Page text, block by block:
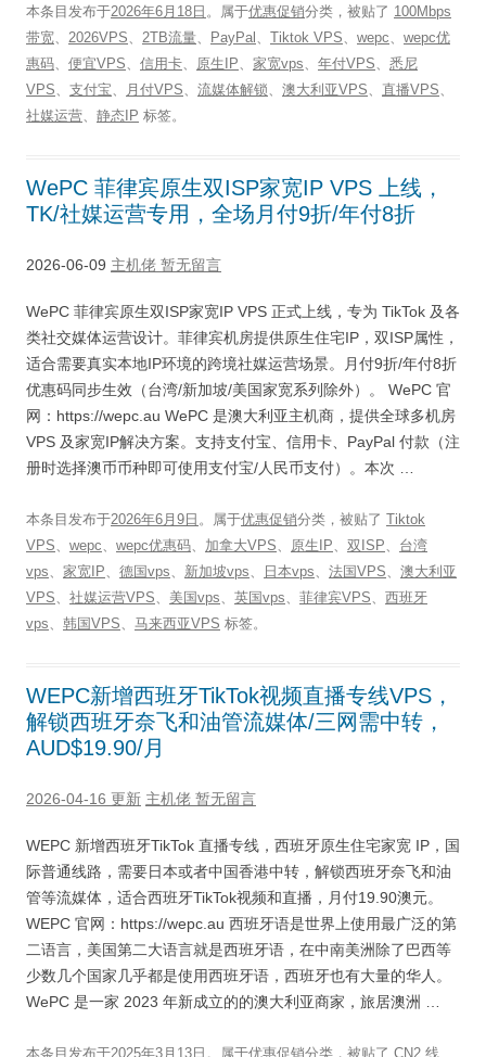
本条目发布于2026年6月18日 。属于优惠促销分类，被贴了 100Mbps
带宽、 2026VPS、 2TB流量、 PayPal 、 Tiktok VPS、 wepc、 wepc优
惠码、 便宜VPS、 信用卡、 原生IP、 家宽vps、 年付VPS、 悉尼
VPS、 支付宝、 月付VPS、 流媒体解锁、 澳大利亚VPS、 直播VPS、
社媒运营、 静态IP 标签。
WePC 菲律宾原生双ISP家宽IP VPS 上线，
TK/社媒运营专用，全场月付9折/年付8折
2026-06-09 主机佬 暂无留言
WePC 菲律宾原生双ISP家宽IP VPS 正式上线，专为 TikTok 及各
类社交媒体运营设计。菲律宾机房提供原生住宅IP，双ISP属性，
适合需要真实本地IP环境的跨境社媒运营场景。月付9折/年付8折
优惠码同步生效（台湾/新加坡/美国家宽系列除外）。 WePC 官
网：https://wepc.au WePC 是澳大利亚主机商，提供全球多机房
VPS 及家宽IP解决方案。支持支付宝、信用卡、PayPal 付款（注
册时选择澳币币种即可使用支付宝/人民币支付）。本次 …
本条目发布于2026年6月9日 。属于优惠促销分类，被贴了 Tiktok
VPS、 wepc、 wepc优惠码、 加拿大VPS、 原生IP、 双ISP、 台湾
vps、 家宽IP、 德国vps、 新加坡vps、 日本vps、 法国VPS、 澳大利亚
VPS、 社媒运营VPS、 美国vps、 英国vps、 菲律宾VPS、 西班牙
vps、 韩国VPS、 马来西亚VPS 标签。
WEPC新增西班牙TikTok视频直播专线VPS，
解锁西班牙奈飞和油管流媒体/三网需中转，
AUD$19.90/月
2026-04-16 更新 主机佬 暂无留言
WEPC 新增西班牙TikTok 直播专线，西班牙原生住宅家宽 IP，国
际普通线路，需要日本或者中国香港中转，解锁西班牙奈飞和油
管等流媒体，适合西班牙TikTok视频和直播，月付19.90澳元。
WEPC 官网：https://wepc.au 西班牙语是世界上使用最广泛的第
二语言，美国第二大语言就是西班牙语，在中南美洲除了巴西等
少数几个国家几乎都是使用西班牙语，西班牙也有大量的华人。
WePC 是一家 2023 年新成立的的澳大利亚商家，旅居澳洲 …
本条目发布于2025年3月13日 。属于优惠促销分类，被贴了 CN2 线